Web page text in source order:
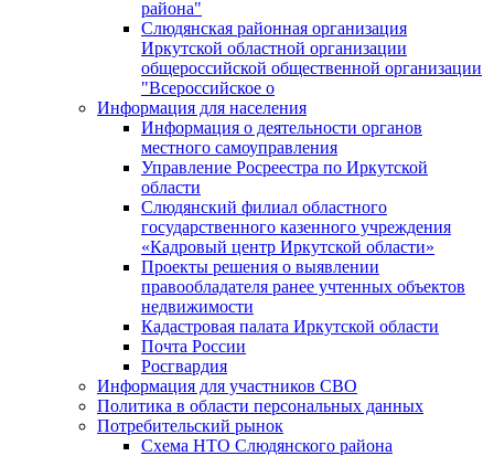
района"
Слюдянская районная организация
Иркутской областной организации
общероссийской общественной организации
"Всероссийское о
Информация для населения
Информация о деятельности органов
местного самоуправления
Управление Росреестра по Иркутской
области
Слюдянский филиал областного
государственного казенного учреждения
«Кадровый центр Иркутской области»
Проекты решения о выявлении
правообладателя ранее учтенных объектов
недвижимости
Кадастровая палата Иркутской области
Почта России
Росгвардия
Информация для участников СВО
Политика в области персональных данных
Потребительский рынок
Схема НТО Слюдянского района